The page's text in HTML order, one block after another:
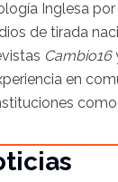
Inglesa por
de tirada
Cambio16
en
como